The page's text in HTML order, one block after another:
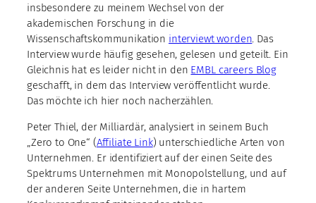
insbesondere zu meinem Wechsel von der
akademischen Forschung in die
Wissenschaftskommunikation interviewt worden. Das
Interview wurde häufig gesehen, gelesen und geteilt. Ein
Gleichnis hat es leider nicht in den EMBL careers Blog
geschafft, in dem das Interview veröffentlicht wurde.
Das möchte ich hier noch nacherzählen.
Peter Thiel, der Milliardär, analysiert in seinem Buch
„Zero to One“ (Affiliate Link) unterschiedliche Arten von
Unternehmen. Er identifiziert auf der einen Seite des
Spektrums Unternehmen mit Monopolstellung, und auf
der anderen Seite Unternehmen, die in hartem